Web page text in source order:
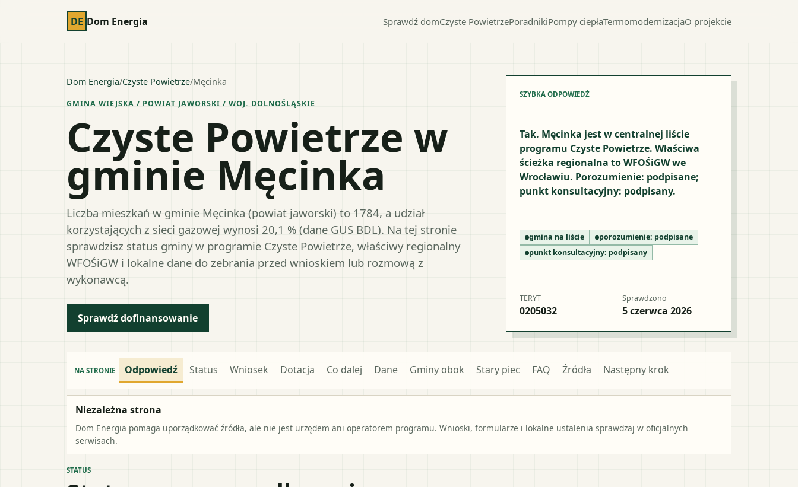
DE Dom Energia Sprawdź domCzyste PowietrzePoradnikiPompy ciepłaTermomodernizacjaO projekcie
Dom Energia/Czyste Powietrze/Męcinka
GMINA WIEJSKA / POWIAT JAWORSKI / WOJ. DOLNOŚLĄSKIE
Czyste Powietrze w
gminie Męcinka
Liczba mieszkań w gminie Męcinka (powiat jaworski) to 1784, a udział
korzystających z sieci gazowej wynosi 20,1 % (dane GUS BDL). Na tej stronie
sprawdzisz status gminy w programie Czyste Powietrze, właściwy regionalny
WFOŚiGW i lokalne dane do zebrania przed wnioskiem lub rozmową z
wykonawcą.
Sprawdź dofinansowanie
SZYBKA ODPOWIEDŹ
Tak. Męcinka jest w centralnej liście
programu Czyste Powietrze. Właściwa
ścieżka regionalna to WFOŚiGW we
Wrocławiu. Porozumienie: podpisane;
punkt konsultacyjny: podpisany.
gmina na liście porozumienie: podpisane
punkt konsultacyjny: podpisany
TERYT
0205032
Sprawdzono
5 czerwca 2026
NA STRONIE Odpowiedź Status Wniosek Dotacja Co dalej Dane Gminy obok Stary piec FAQ Źródła Następny krok
Niezależna strona
Dom Energia pomaga uporządkować źródła, ale nie jest urzędem ani operatorem programu. Wnioski, formularze i lokalne ustalenia sprawdzaj w oficjalnych
serwisach.
STATUS